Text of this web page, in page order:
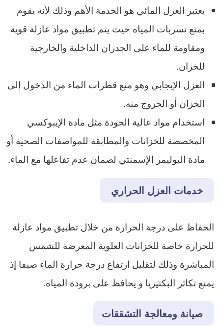
​يعتبر العزل المائي هو الخدمة الأهم وذلك لأنه يقوم
بمنع تسربات المياه حيث يتم تطبيق مواد عازلة قوية
ومقاومة للماء على الجدران الداخلية والخارجية
للخزان.
​العزل الإيجابي وهو منع قطرات الماء من الدخول إلى
الخزان أو الخروج منه.
​استخدام مواد عالية الجودة مثل مادة الإيبوكسي
المخصصة للخزانات والمطابقة للمواصفات الصحية أو
مادة البوليمر الإسمنتي لضمان عدم تفاعلها مع الماء.
خدمات العزل الحراري
​الحفاظ على درجة الحرارة من خلال تطبيق مواد عازلة
للحرارة خاصة للخزانات العلوية المعرضة للشمس
المباشرة وذلك لتقليل ارتفاع درجة حرارة الماء صيفا إذ
يمنع تكاثر البكتيريا و يحافظ على برودة المياه.
صيانة ومعالجة التشققات